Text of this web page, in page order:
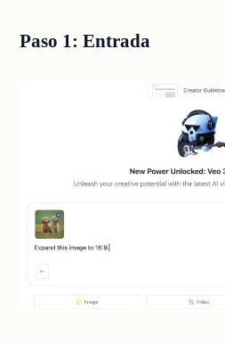
Paso 1: Entrada